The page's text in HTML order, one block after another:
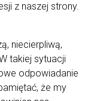
z naszej strony.
niecierpliwą,
takiej sytuacji
odpowiadanie
że my